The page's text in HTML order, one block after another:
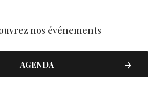
nos événements
AGENDA